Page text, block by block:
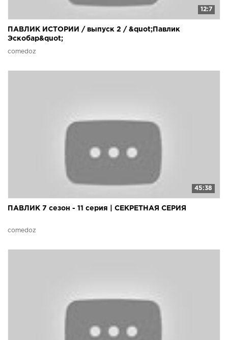
12:7
ПАВЛИК ИСТОРИИ / выпуск 2 / &quot;Павлик
Эскобар&quot;
comedoz
45:38
ПАВЛИК 7 сезон - 11 серия | СЕКРЕТНАЯ СЕРИЯ
comedoz